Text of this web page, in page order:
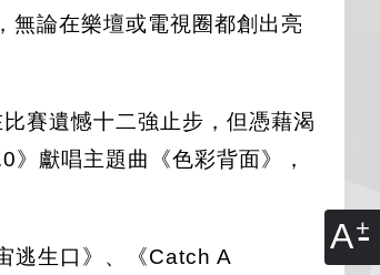
A
無論在樂壇或電視圈都創出亮
賽遺憾十二強止步，但憑藉渴
獻唱主題曲《色彩背面》，
逃生口》、《Catch A